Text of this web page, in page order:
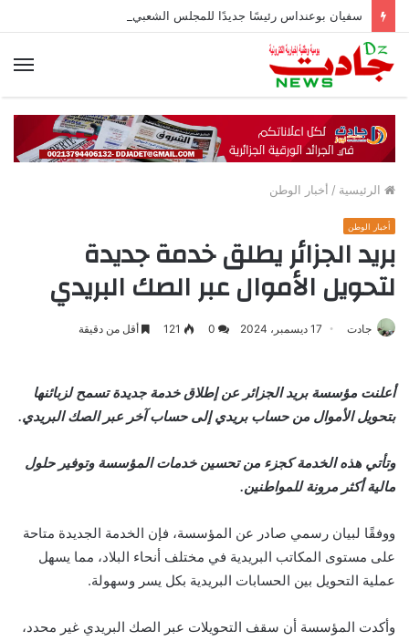
الرئيسية / أخبار الوطن
أخبار الوطن
بريد الجزائر يطلق خدمة جديدة
لتحويل الأموال عبر الصك البريدي
جادت 17 ديسمبر، 2024 0
121 أقل من دقيقة
أعلنت مؤسسة بريد الجزائر عن إطلاق خدمة جديدة تسمح لزبائنها
بتحويل الأموال من حساب بريدي إلى حساب آخر عبر الصك البريدي.
وتأتي هذه الخدمة كجزء من تحسين خدمات المؤسسة وتوفير حلول
مالية أكثر مرونة للمواطنين.
ووفقًا لبيان رسمي صادر عن المؤسسة، فإن الخدمة الجديدة متاحة
على مستوى المكاتب البريدية في مختلف أنحاء البلاد، مما يسهل
عملية التحويل بين الحسابات البريدية بكل يسر وسهولة.
وأكدت المؤسسة أن سقف التحويلات عبر الصك البريدي غير محدد،